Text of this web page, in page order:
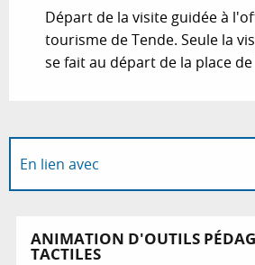
Départ de la visite guidée à
tourisme de Tende. Seule la
se fait au départ de la place
En lien avec
ANIMATION D'OUTILS
TACTILES